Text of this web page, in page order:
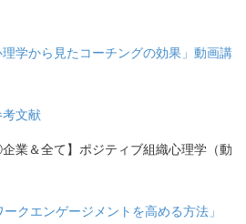
理学から見たコーチングの効果」動画講
考文献
業＆全て】ポジティブ組織心理学（動
クエンゲージメントを高める方法」